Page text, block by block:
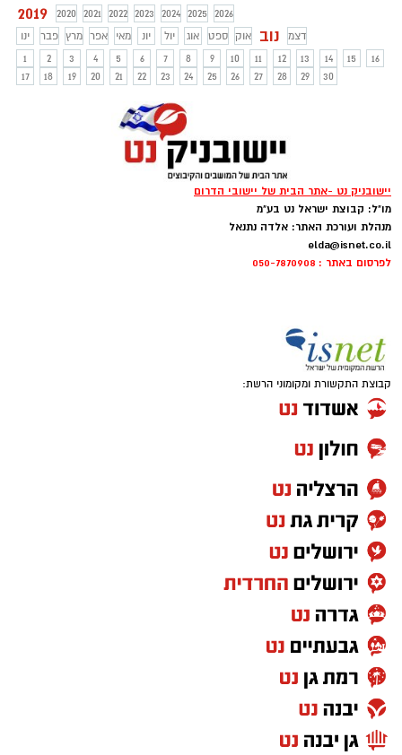
המועצה, בהתוויית התכנים והפעילויות עבור
ילדיהם. "התושבים שלנו הם המשאב החשוב
ביותר להצלחתנו. המעורבות שלהם
בהתפתחות המועצה היא בריאה וטובה", אמר
ראש המועצה, איתמר רביבו
2019 2020 2021 2022 2023 2024 2025
2026
ינו
פבר מרץ אפר מאי יונ יול אוג ספט אוק נוב
דצמ
1
2 3 4 5 6 7 8 9 10 11 12 13 14 15
16
17
18 19 20 21 22 23 24 25 26 27 28 29 30
יישובניק נט -אתר הבית של יישובי הדרום
מו"ל: קבוצת ישראל נט בע"מ
מנהלת ועורכת האתר: אלדה נתנאל
elda@isnet.co.il
לפרסום באתר : 050-7870908
קבוצת התקשורת ומקומוני הרשת: